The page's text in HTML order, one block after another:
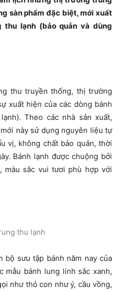
sàn phẩm đặc biệt, mới xuất
thu lạnh (bảo quản và dùng
thu truyền thống, thị trường
xuất hiện của các dòng bánh
Theo các nhà sản xuất,
này sử dụng nguyên liệu tự
vị, không chất bảo quản, thời
Bánh lạnh được chuộng bởi
màu sắc vui tươi phù hợp với
thu lạnh
bộ sưu tập bánh năm nay của
mẫu bánh lung linh sắc xanh,
như thỏ con như ý, cầu vồng,